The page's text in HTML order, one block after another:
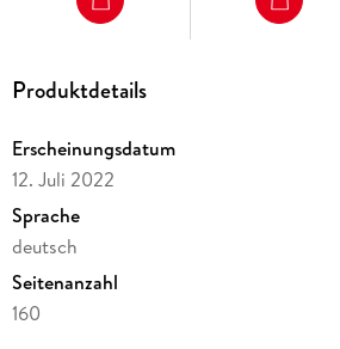
Produktdetails
Erscheinungsdatum
12. Juli 2022
Sprache
deutsch
Seitenanzahl
160